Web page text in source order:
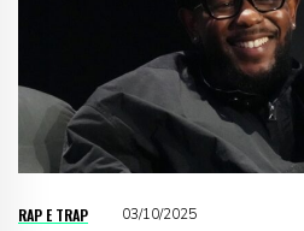
RAP E TRAP 03/10/2025